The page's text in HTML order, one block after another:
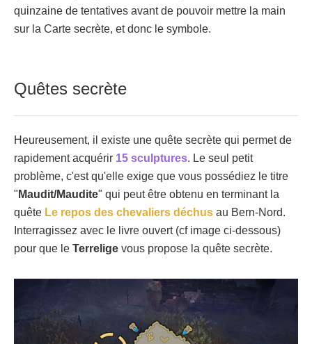
quinzaine de tentatives avant de pouvoir mettre la main
sur la Carte secrète, et donc le symbole.
Quêtes secrète
Heureusement, il existe une quête secrète qui permet de
rapidement acquérir 15 sculptures. Le seul petit
problème, c'est qu'elle exige que vous possédiez le titre
" Maudit/Maudite" qui peut être obtenu en terminant la
quête Le repos des chevaliers déchus au Bern-Nord.
Interragissez avec le livre ouvert (cf image ci-dessous)
pour que le Terrelige vous propose la quête secrète.